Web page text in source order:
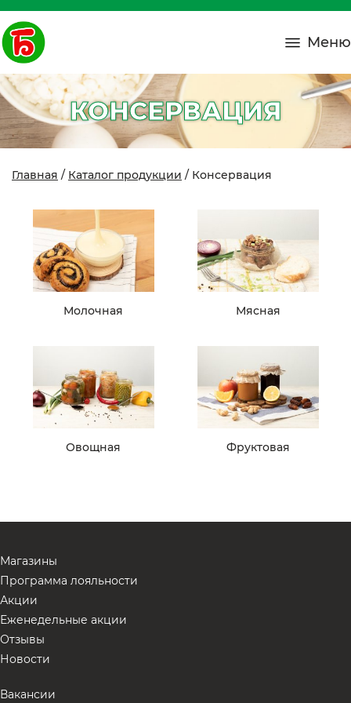
Меню
КОНСЕРВАЦИЯ
Главная / Каталог продукции / Консервация
Молочная Мясная
Овощная Фруктовая
Магазины
Программа лояльности
Акции
Еженедельные акции
Отзывы
Новости
Вакансии